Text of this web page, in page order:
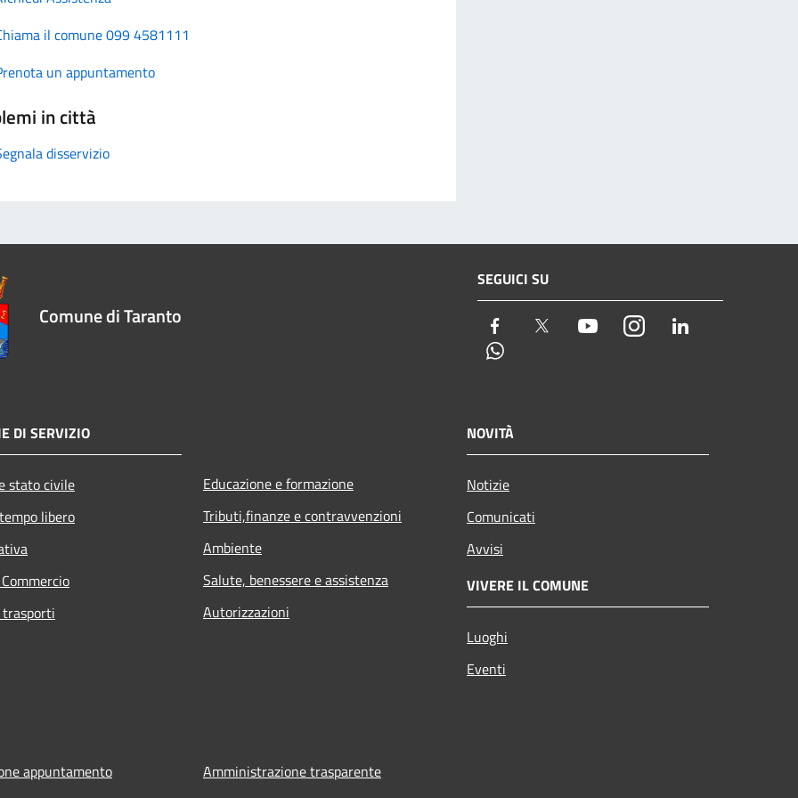
il comune 099 4581111
un appuntamento
in città
disservizio
Comune di Taranto
SEGUICI SU
Facebook Twitter YoutubeInstagram
DI SERVIZIO
stato civile
libero
Educazione e formazione
Tributi,finanze e contravvenzioni
Ambiente
Salute, benessere e assistenza
Autorizzazioni
NOVITÀ
Notizie
Comunicati
Avvisi
VIVERE IL COMUNE
Luoghi
Eventi
appuntamento
Amministrazione trasparente